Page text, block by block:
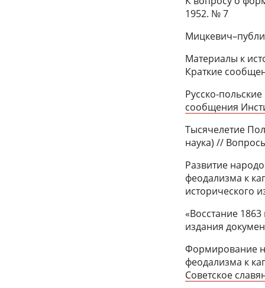
1952. № 7
Материалы к
Краткие
Русско-
сообщения
Тысячелетие
наука) //
Развитие
феодализма к
исторического
«Восстание
издания
Формирование
феодализма к
Советское